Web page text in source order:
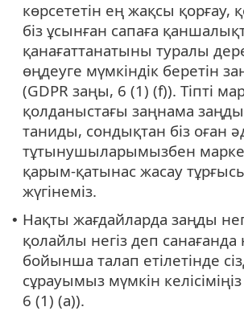
көрсететін ең жақсы қорғау,
біз ұсынған сапаға
қанағаттанатыны туралы
өңдеуге мүмкіндік беретін
(GDPR заңы, 6 (1) (f)). Тіпті
қолданыстағы заңнама
таниды, сондықтан біз оған
тұтынушыларымызбен
қарым-қатынас жасау
жүгінеміз.
• Нақты жағдайларда заңды
қолайлы негіз деп
бойынша талап етілетінде
сұрауымыз мүмкін
6 (1) (a)).